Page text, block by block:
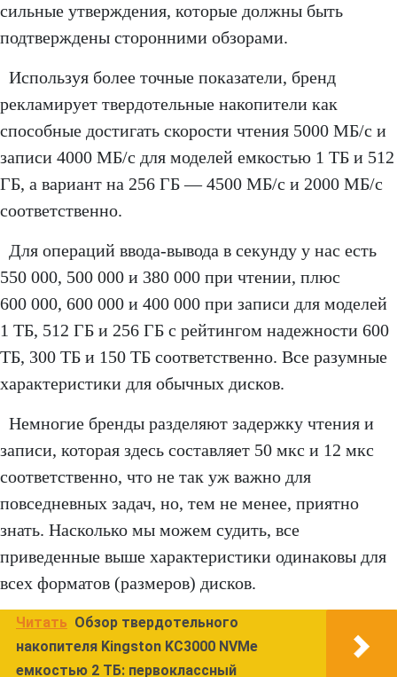
сильные утверждения, которые должны быть
подтверждены сторонними обзорами.
Используя более точные показатели, бренд
рекламирует твердотельные накопители как
способные достигать скорости чтения 5000 МБ/с и
записи 4000 МБ/с для моделей емкостью 1 ТБ и 512
ГБ, а вариант на 256 ГБ — 4500 МБ/с и 2000 МБ/с
соответственно.
Для операций ввода-вывода в секунду у нас есть
550 000, 500 000 и 380 000 при чтении, плюс
600 000, 600 000 и 400 000 при записи для моделей
1 ТБ, 512 ГБ и 256 ГБ с рейтингом надежности 600
ТБ, 300 ТБ и 150 ТБ соответственно. Все разумные
характеристики для обычных дисков.
Немногие бренды разделяют задержку чтения и
записи, которая здесь составляет 50 мкс и 12 мкс
соответственно, что не так уж важно для
повседневных задач, но, тем не менее, приятно
знать. Насколько мы можем судить, все
приведенные выше характеристики одинаковы для
всех форматов (размеров) дисков.
Читать Обзор твердотельного
накопителя Kingston KC3000 NVMe
емкостью 2 ТБ: первоклассный